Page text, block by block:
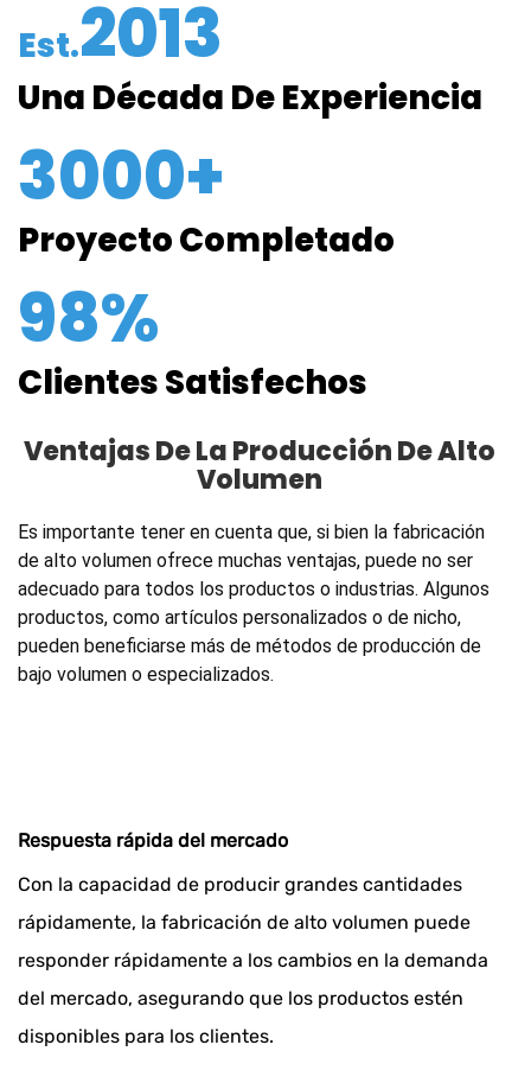
Est.2013
Una Década De Experiencia
3000+
Proyecto Completado
98%
Clientes Satisfechos
Ventajas De La Producción De Alto
Volumen
Es importante tener en cuenta que, si bien la fabricación
de alto volumen ofrece muchas ventajas, puede no ser
adecuado para todos los productos o industrias. Algunos
productos, como artículos personalizados o de nicho,
pueden beneficiarse más de métodos de producción de
bajo volumen o especializados.
Respuesta rápida del mercado
Con la capacidad de producir grandes cantidades
rápidamente, la fabricación de alto volumen puede
responder rápidamente a los cambios en la demanda
del mercado, asegurando que los productos estén
disponibles para los clientes.